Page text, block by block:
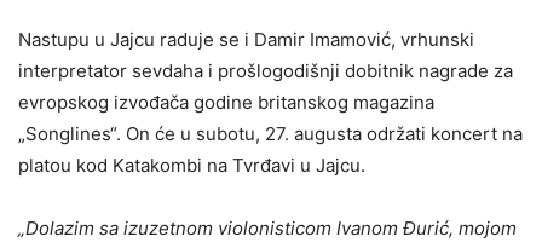
Nastupu u Jajcu raduje se i Damir Imamović, vrhunski
interpretator sevdaha i prošlogodišnji dobitnik nagrade za
evropskog izvođača godine britanskog magazina
„Songlines“. On će u subotu, 27. augusta održati koncert na
platou kod Katakombi na Tvrđavi u Jajcu.
„Dolazim sa izuzetnom violonisticom Ivanom Đurić, mojom